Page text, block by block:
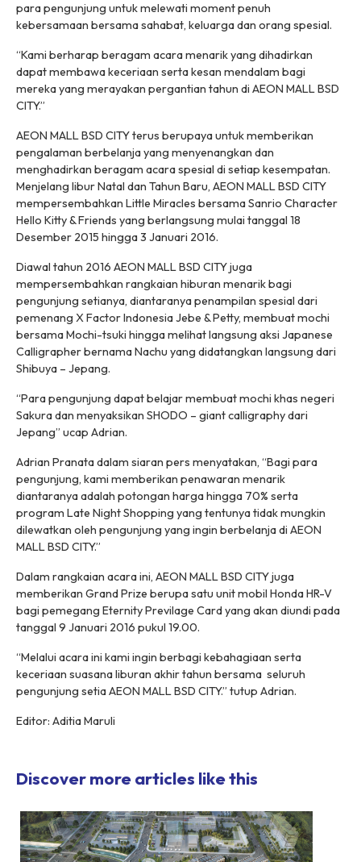
para pengunjung untuk melewati moment penuh
kebersamaan bersama sahabat, keluarga dan orang spesial.
“Kami berharap beragam acara menarik yang dihadirkan
dapat membawa keceriaan serta kesan mendalam bagi
mereka yang merayakan pergantian tahun di AEON MALL BSD
CITY.”
AEON MALL BSD CITY terus berupaya untuk memberikan
pengalaman berbelanja yang menyenangkan dan
menghadirkan beragam acara spesial di setiap kesempatan.
Menjelang libur Natal dan Tahun Baru, AEON MALL BSD CITY
mempersembahkan Little Miracles bersama Sanrio Character
Hello Kitty & Friends yang berlangsung mulai tanggal 18
Desember 2015 hingga 3 Januari 2016.
Diawal tahun 2016 AEON MALL BSD CITY juga
mempersembahkan rangkaian hiburan menarik bagi
pengunjung setianya, diantaranya penampilan spesial dari
pemenang X Factor Indonesia Jebe & Petty, membuat mochi
bersama Mochi-tsuki hingga melihat langsung aksi Japanese
Calligrapher bernama Nachu yang didatangkan langsung dari
Shibuya – Jepang.
“Para pengunjung dapat belajar membuat mochi khas negeri
Sakura dan menyaksikan SHODO – giant calligraphy dari
Jepang” ucap Adrian.
Adrian Pranata dalam siaran pers menyatakan, “Bagi para
pengunjung, kami memberikan penawaran menarik
diantaranya adalah potongan harga hingga 70% serta
program Late Night Shopping yang tentunya tidak mungkin
dilewatkan oleh pengunjung yang ingin berbelanja di AEON
MALL BSD CITY.”
Dalam rangkaian acara ini, AEON MALL BSD CITY juga
memberikan Grand Prize berupa satu unit mobil Honda HR-V
bagi pemegang Eternity Previlage Card yang akan diundi pada
tanggal 9 Januari 2016 pukul 19.00.
“Melalui acara ini kami ingin berbagi kebahagiaan serta
keceriaan suasana liburan akhir tahun bersama seluruh
pengunjung setia AEON MALL BSD CITY.” tutup Adrian.
Editor: Aditia Maruli
Discover more articles like this